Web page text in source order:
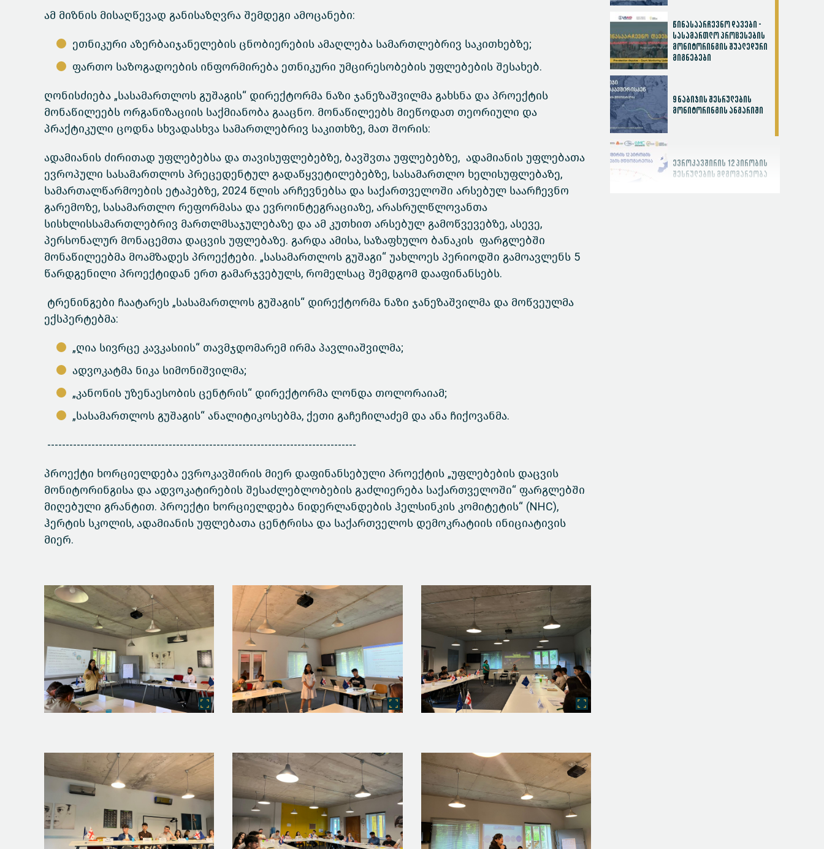
ამ მიზნის მისაღწევად განისაზღვრა შემდეგი ამოცანები:
ეთნიკური აზერბაიჯანელების ცნობიერების ამაღლება სამართლებრივ საკითხებზე;
ფართო საზოგადოების ინფორმირება ეთნიკური უმცირესობების უფლებების შესახებ.
ღონისძიება „სასამართლოს გუშაგის“ დირექტორმა ნაზი ჯანეზაშვილმა გახსნა და პროექტის
მონაწილეებს ორგანიზაციის საქმიანობა გააცნო. მონაწილეებს მიეწოდათ თეორიული და
პრაქტიკული ცოდნა სხვადასხვა სამართლებრივ საკითხზე, მათ შორის:
ადამიანის ძირითად უფლებებსა და თავისუფლებებზე, ბავშვთა უფლებებზე, ადამიანის უფლებათა
ევროპული სასამართლოს პრეცედენტულ გადაწყვეტილებებზე, სასამართლო ხელისუფლებაზე,
სამართალწარმოების ეტაპებზე, 2024 წლის არჩევნებსა და საქართველოში არსებულ საარჩევნო
გარემოზე, სასამართლო რეფორმასა და ევროინტეგრაციაზე, არასრულწლოვანთა
სისხლისსამართლებრივ მართლმსაჯულებაზე და ამ კუთხით არსებულ გამოწვევებზე, ასევე,
პერსონალურ მონაცემთა დაცვის უფლებაზე. გარდა ამისა, საზაფხულო ბანაკის ფარგლებში
მონაწილეებმა მოამზადეს პროექტები. „სასამართლოს გუშაგი“ უახლოეს პერიოდში გამოავლენს 5
წარდგენილი პროექტიდან ერთ გამარჯვებულს, რომელსაც შემდგომ დააფინანსებს.
ტრენინგები ჩაატარეს „სასამართლოს გუშაგის“ დირექტორმა ნაზი ჯანეზაშვილმა და მოწვეულმა
ექსპერტებმა:
„ღია სივრცე კავკასიის“ თავმჯდომარემ ირმა პავლიაშვილმა;
ადვოკატმა ნიკა სიმონიშვილმა;
„კანონის უზენაესობის ცენტრის“ დირექტორმა ლონდა თოლორაიამ;
„სასამართლოს გუშაგის“ ანალიტიკოსებმა, ქეთი გაჩეჩილაძემ და ანა ჩიქოვანმა.
------------------------------------------------------------------------------------
პროექტი ხორციელდება ევროკავშირის მიერ დაფინანსებული პროექტის „უფლებების დაცვის
მონიტორინგისა და ადვოკატირების შესაძლებლობების გაძლიერება საქართველოში“ ფარგლებში
მიღებული გრანტით. პროექტი ხორციელდება ნიდერლანდების ჰელსინკის კომიტეტის“ (NHC),
ჰერტის სკოლის, ადამიანის უფლებათა ცენტრისა და საქართველოს დემოკრატიის ინიციატივის
მიერ.
წინასაარჩევნო დავები -
სასამართლო პროცესების
მონიტორინგის შუალედური
მიგნებები
9 ნაბიჯის შესრულების
მონიტორინგის ანგარიში
ევროკავშირის 12 პირობის
შესრულების მდგომარეობა